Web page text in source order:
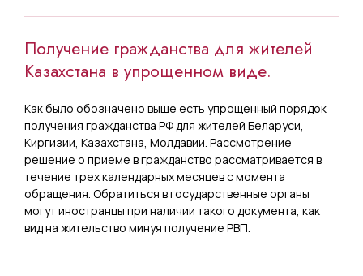
Получение гражданства для жителей
Казахстана в упрощенном виде.
Как было обозначено выше есть упрощенный порядок
получения гражданства РФ для жителей Беларуси,
Киргизии, Казахстана, Молдавии. Рассмотрение
решение о приеме в гражданство рассматривается в
течение трех календарных месяцев с момента
обращения. Обратиться в государственные органы
могут иностранцы при наличии такого документа, как
вид на жительство минуя получение РВП.